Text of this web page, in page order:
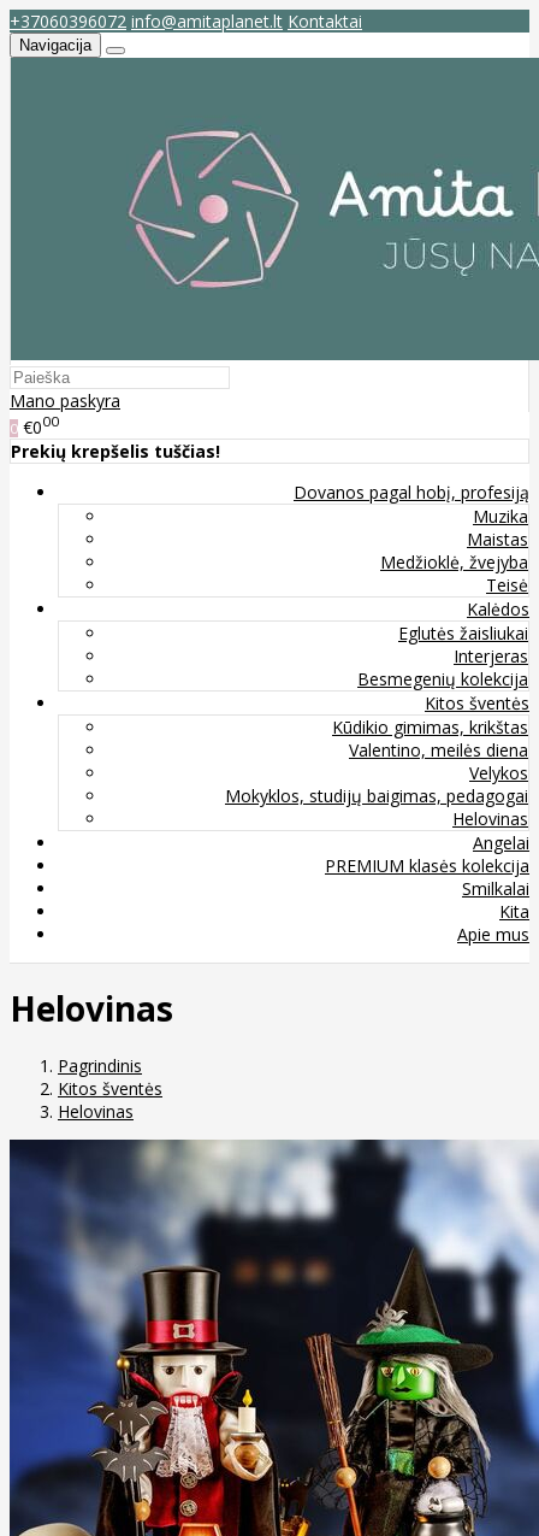
+37060396072 info@amitaplanet.lt Kontaktai
Navigacija
Mano paskyra
0 €000
Prekių krepšelis tuščias!
Dovanos pagal hobį, profesiją
Muzika
Maistas
Medžioklė, žvejyba
Teisė
Kalėdos
Eglutės žaisliukai
Interjeras
Besmegenių kolekcija
Kitos šventės
Kūdikio gimimas, krikštas
Valentino, meilės diena
Velykos
Mokyklos, studijų baigimas, pedagogai
Helovinas
Angelai
PREMIUM klasės kolekcija
Smilkalai
Kita
Apie mus
Helovinas
Pagrindinis
Kitos šventės
Helovinas